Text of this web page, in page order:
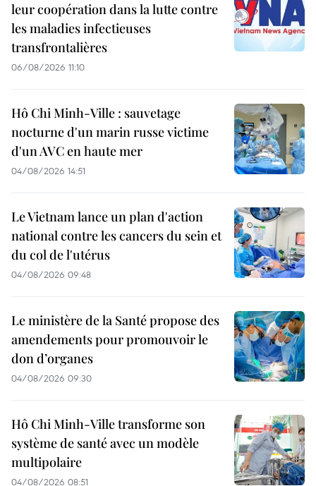
leur coopération dans la lutte contre
les maladies infectieuses
transfrontalières
06/08/2026 11:10
Hô Chi Minh-Ville : sauvetage
nocturne d'un marin russe victime
d'un AVC en haute mer
04/08/2026 14:51
Le Vietnam lance un plan d'action
national contre les cancers du sein et
du col de l'utérus
04/08/2026 09:48
Le ministère de la Santé propose des
amendements pour promouvoir le
don d’organes
04/08/2026 09:30
Hô Chi Minh-Ville transforme son
système de santé avec un modèle
multipolaire
04/08/2026 08:51